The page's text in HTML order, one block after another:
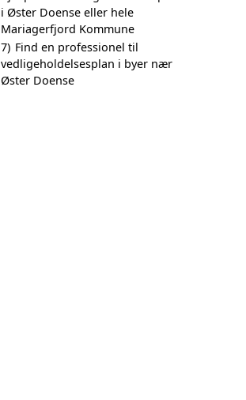
i Øster Doense eller hele
Mariagerfjord Kommune
7) Find en professionel til
vedligeholdelsesplan i byer nær
Øster Doense